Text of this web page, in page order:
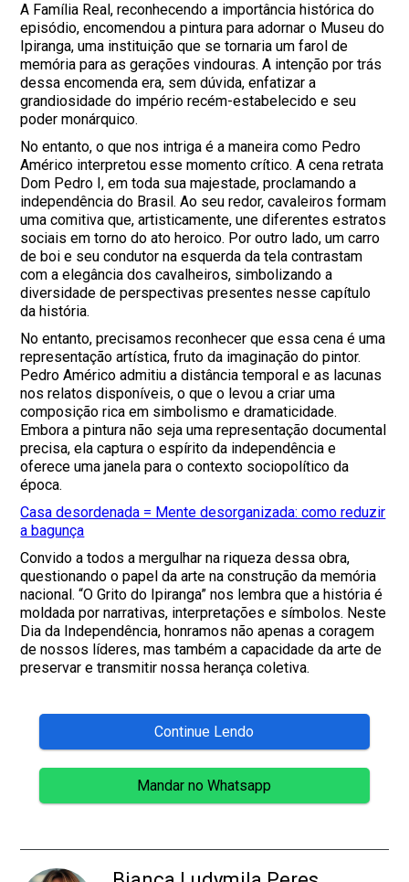
A Família Real, reconhecendo a importância histórica do
episódio, encomendou a pintura para adornar o Museu do
Ipiranga, uma instituição que se tornaria um farol de
memória para as gerações vindouras. A intenção por trás
dessa encomenda era, sem dúvida, enfatizar a
grandiosidade do império recém-estabelecido e seu
poder monárquico.
No entanto, o que nos intriga é a maneira como Pedro
Américo interpretou esse momento crítico. A cena retrata
Dom Pedro I, em toda sua majestade, proclamando a
independência do Brasil. Ao seu redor, cavaleiros formam
uma comitiva que, artisticamente, une diferentes estratos
sociais em torno do ato heroico. Por outro lado, um carro
de boi e seu condutor na esquerda da tela contrastam
com a elegância dos cavalheiros, simbolizando a
diversidade de perspectivas presentes nesse capítulo
da história.
No entanto, precisamos reconhecer que essa cena é uma
representação artística, fruto da imaginação do pintor.
Pedro Américo admitiu a distância temporal e as lacunas
nos relatos disponíveis, o que o levou a criar uma
composição rica em simbolismo e dramaticidade.
Embora a pintura não seja uma representação documental
precisa, ela captura o espírito da independência e
oferece uma janela para o contexto sociopolítico da
época.
Casa desordenada = Mente desorganizada: como reduzir
a bagunça
Convido a todos a mergulhar na riqueza dessa obra,
questionando o papel da arte na construção da memória
nacional. “O Grito do Ipiranga” nos lembra que a história é
moldada por narrativas, interpretações e símbolos. Neste
Dia da Independência, honramos não apenas a coragem
de nossos líderes, mas também a capacidade da arte de
preservar e transmitir nossa herança coletiva.
Continue Lendo
Mandar no Whatsapp